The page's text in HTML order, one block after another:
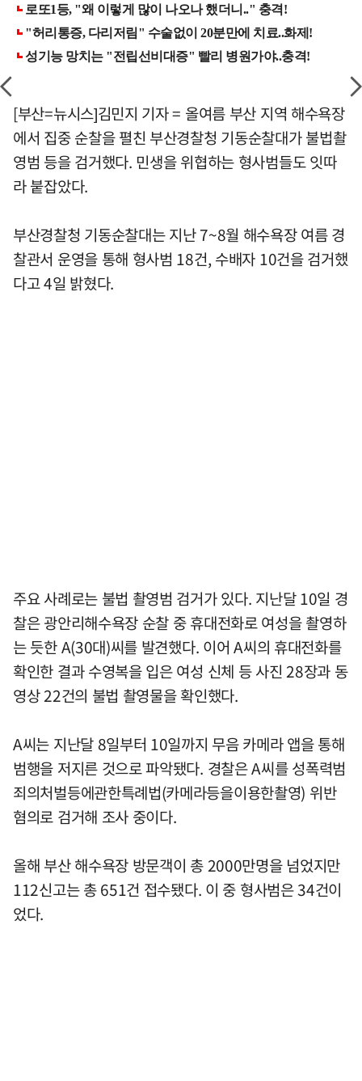
[부산=뉴시스]김민지 기자 = 올여름 부산 지역 해수욕장
에서 집중 순찰을 펼친 부산경찰청 기동순찰대가 불법촬
영범 등을 검거했다. 민생을 위협하는 형사범들도 잇따
라 붙잡았다.
부산경찰청 기동순찰대는 지난 7~8월 해수욕장 여름 경
찰관서 운영을 통해 형사범 18건, 수배자 10건을 검거했
다고 4일 밝혔다.
주요 사례로는 불법 촬영범 검거가 있다. 지난달 10일 경
찰은 광안리해수욕장 순찰 중 휴대전화로 여성을 촬영하
는 듯한 A(30대)씨를 발견했다. 이어 A씨의 휴대전화를
확인한 결과 수영복을 입은 여성 신체 등 사진 28장과 동
영상 22건의 불법 촬영물을 확인했다.
A씨는 지난달 8일부터 10일까지 무음 카메라 앱을 통해
범행을 저지른 것으로 파악됐다. 경찰은 A씨를 성폭력범
죄의처벌등에관한특례법(카메라등을이용한촬영) 위반
혐의로 검거해 조사 중이다.
올해 부산 해수욕장 방문객이 총 2000만명을 넘었지만
112신고는 총 651건 접수됐다. 이 중 형사범은 34건이
었다.